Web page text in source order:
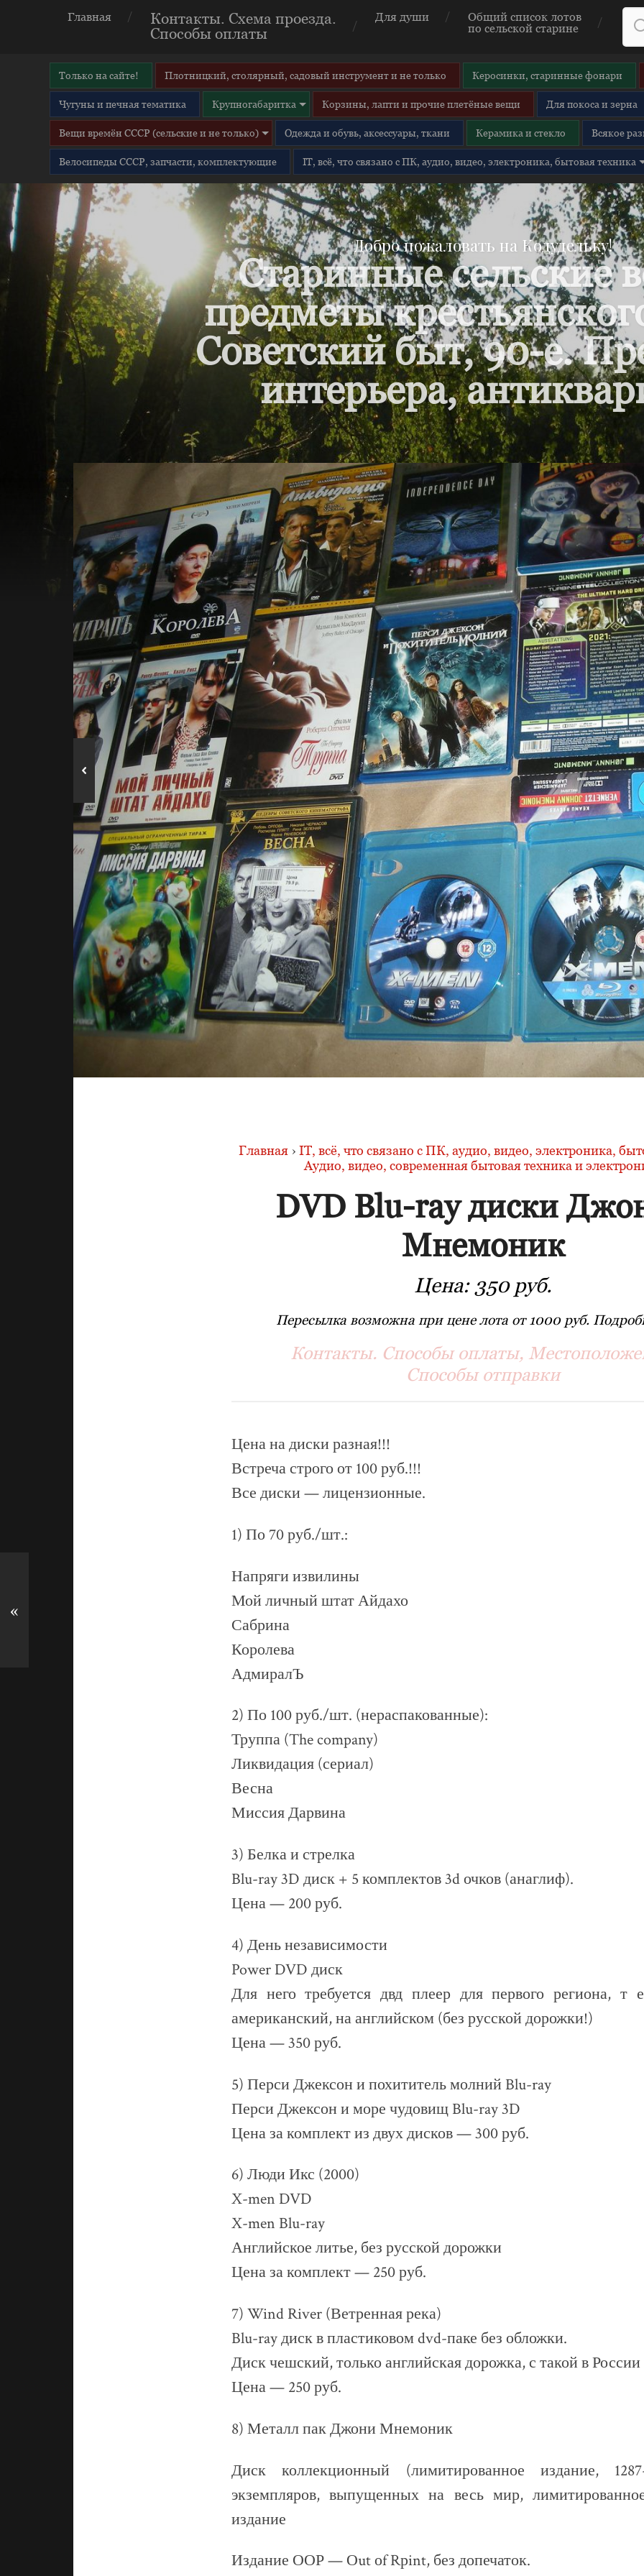
Главная
Контакты. Схема проезда.
Способы оплаты
Для души
Общий список лотов
по сельской старине
Только на сайте! Плотницкий, столярный, садовый инструмент и не только Керосинки, старинные фонари
Чугуны и печная тематика Крупногабаритка Корзины, лапти и прочие плетёные вещи Для покоса и зерна
Вещи времён СССР (сельские и не только) Одежда и обувь, аксессуары, ткани Керамика и стекло Всякое
Велосипеды СССР, запчасти, комплектующие IT, всё, что связано с ПК, аудио, видео, электроника, бытовая техника
Добро пожаловать на Кодудельку!
Старинные сельские
предметы
Советский быт, 90-е.
интерьера,
Главная › IT, всё, что связано с ПК, аудио, видео, электроника,
Аудио, видео, современная бытовая техника и
DVD Blu-ray диски
Мнемоник
Цена: 350 руб.
Пересылка возможна при цене лота от 1000 руб.
Контакты. Способы оплаты,
Способы отправки
Цена на диски разная!!!
Встреча строго от 100 руб.!!!
Все диски — лицензионные.
1) По 70 руб./шт.:
Напряги извилины
Мой личный штат Айдахо
Сабрина
Королева
АдмиралЪ
2) По 100 руб./шт. (нераспакованные):
Труппа (The company)
Ликвидация (сериал)
Весна
Миссия Дарвина
3) Белка и стрелка
Blu-ray 3D диск + 5 комплектов 3d очков (анаглиф).
Цена — 200 руб.
4) День независимости
Power DVD диск
Для него требуется двд плеер для первого региона, т
американский, на английском (без русской дорожки!)
Цена — 350 руб.
5) Перси Джексон и похититель молний Blu-ray
Перси Джексон и море чудовищ Blu-ray 3D
Цена за комплект из двух дисков — 300 руб.
6) Люди Икс (2000)
X-men DVD
X-men Blu-ray
Английское литье, без русской дорожки
Цена за комплект — 250 руб.
7) Wind River (Ветренная река)
Blu-ray диск в пластиковом dvd-паке без обложки.
Диск чешский, только английская дорожка, с такой в
Цена — 250 руб.
8) Металл пак Джони Мнемоник
Диск коллекционный (лимитированное издание,
экземпляров, выпущенных на весь мир,
издание
Издание ООР — Оut оf Rрint, без допечаток.
«